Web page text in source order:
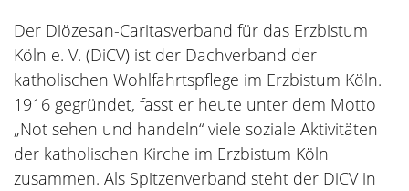
Der Diözesan-Caritasverband für das Erzbistum
Köln e. V. (DiCV) ist der Dachverband der
katholischen Wohlfahrtspflege im Erzbistum Köln.
1916 gegründet, fasst er heute unter dem Motto
„Not sehen und handeln“ viele soziale Aktivitäten
der katholischen Kirche im Erzbistum Köln
zusammen. Als Spitzenverband steht der DiCV in